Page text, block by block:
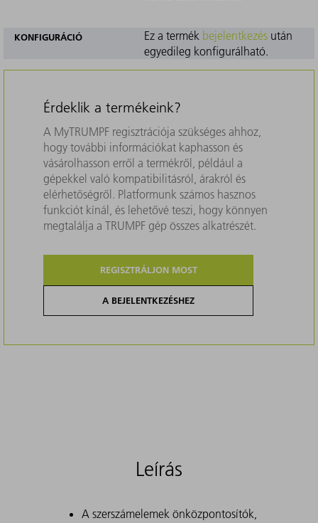
KONFIGURÁCIÓ Ez a termék bejelentkezésután
egyedileg konfigurálható.
Érdeklik a termékeink?
A MyTRUMPF regisztrációja szükséges ahhoz,
hogy további információkat kaphasson és
vásárolhasson erről a termékről, például a
gépekkel való kompatibilitásról, árakról és
elérhetőségről. Platformunk számos hasznos
funkciót kínál, és lehetővé teszi, hogy könnyen
megtalálja a TRUMPF gép összes alkatrészét.
REGISZTRÁLJON MOST
A BEJELENTKEZÉSHEZ
Leírás
A szerszámelemek önközpontosítók,